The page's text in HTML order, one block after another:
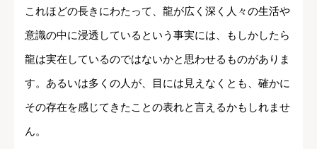
これほどの長きにわたって、龍が広く深く人々の生活や
意識の中に浸透しているという事実には、もしかしたら
龍は実在しているのではないかと思わせるものがありま
す。あるいは多くの人が、目には見えなくとも、確かに
その存在を感じてきたことの表れと言えるかもしれませ
ん。